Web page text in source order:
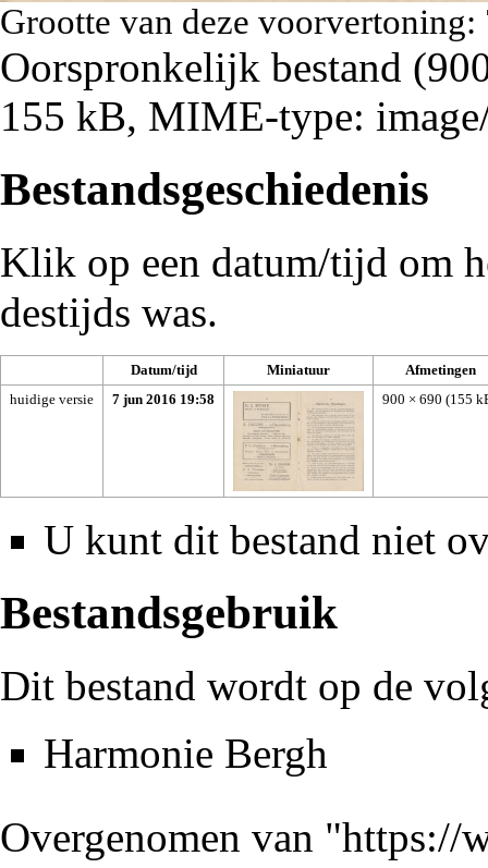
Grootte van deze voorvertoning:
Oorspronkelijk bestand
155 kB, MIME-type:
Bestandsgeschiedenis
Klik op een datum/tijd om
destijds was.
Datum/tijd Miniatuur
Afmetingen
huidige versie
7 jun 2016 19:58 900 × 690 (155
U kunt dit bestand niet
Bestandsgebruik
Dit bestand wordt op de
Harmonie Bergh
Overgenomen van "https://